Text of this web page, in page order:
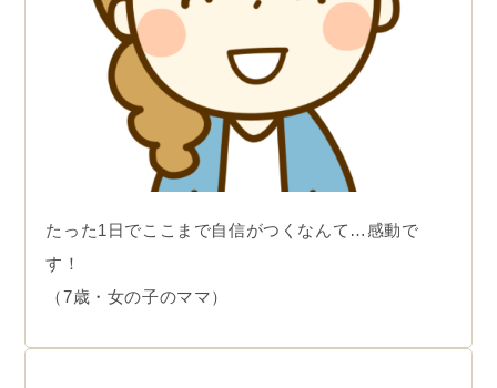
たった1日でここまで自信がつくなんて…感動で
す！
（7歳・女の子のママ）